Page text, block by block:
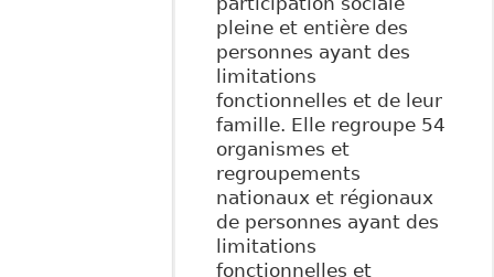
pleine et entière des
personnes ayant des
limitations
fonctionnelles et de leur
famille. Elle regroupe 54
organismes et
regroupements
nationaux et régionaux
de personnes ayant des
limitations
fonctionnelles et